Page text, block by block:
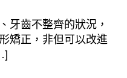
牙齒不整齊的狀況，
矯正，非但可以改進